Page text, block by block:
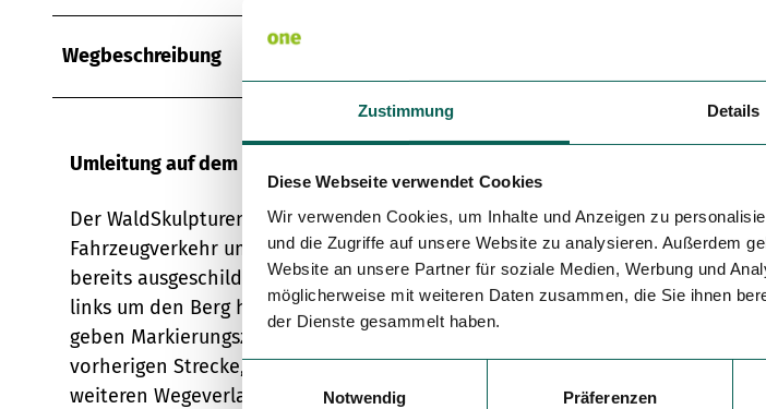
Zustimmung Details
Diese Webseite verwendet Cookies
Wir verwenden Cookies, um Inhalte und Anzeigen zu
und die Zugriffe auf unsere Website zu analysieren. Außerdem
Website an unsere Partner für soziale Medien, Werbung und
möglicherweise mit weiteren Daten zusammen, die Sie ihnen
der Dienste gesammelt haben.
E
i
Notwendig Präferenzen
Wegbeschreibung
Umleitung auf dem WaldSkulpturenWeg
Der WaldSkulpturenWeg Wittgenstein-Sauerland wird aufgrund von
Fahrzeugverkehr umgeleitet. Oberhalb von Bad Berleburg ist die Umleitung
bereits ausgeschildert. Sie beginnt an der Kreuzung oberhalb des
links um den Berg herum und trifft anschließend wieder auf die
geben Markierungszeichen den Wanderern die neue Richtung vor. Der
vorherigen Strecke, allerdings geht es derzeit nicht mehr direkt am
weiteren Wegeverlauf aber aus etwas Entfernung sichtbar.